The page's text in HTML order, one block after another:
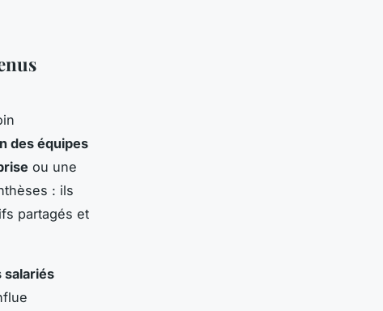
des équipes
ou une
: ils
partagés et
salariés